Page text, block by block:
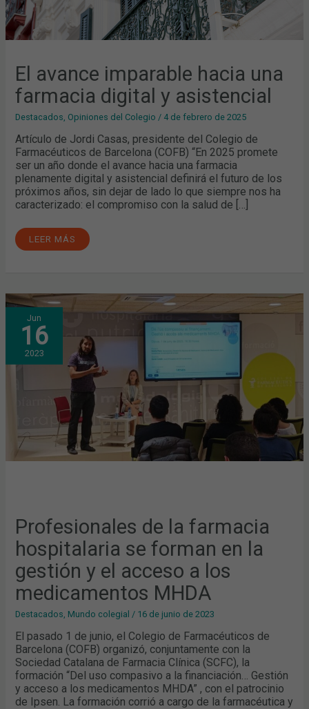
El avance imparable hacia una
farmacia digital y asistencial
Destacados, Opiniones del Colegio / 4 de febrero de 2025
Artículo de Jordi Casas, presidente del Colegio de
Farmacéuticos de Barcelona (COFB) “En 2025 promete
ser un año donde el avance hacia una farmacia
plenamente digital y asistencial definirá el futuro de los
próximos años, sin dejar de lado lo que siempre nos ha
caracterizado: el compromiso con la salud de […]
LEER MÁS
Jun
16
2023
Profesionales de la farmacia
hospitalaria se forman en la
gestión y el acceso a los
medicamentos MHDA
Destacados, Mundo colegial / 16 de junio de 2023
El pasado 1 de junio, el Colegio de Farmacéuticos de
Barcelona (COFB) organizó, conjuntamente con la
Sociedad Catalana de Farmacia Clínica (SCFC), la
formación “Del uso compasivo a la financiación… Gestión
y acceso a los medicamentos MHDA” , con el patrocinio
de Ipsen. La formación corrió a cargo de la farmacéutica y
PROFESIONALES
DE
LA
FARMACIA
HOSPITALARIA
SE
FORMAN
ACCESO
LOS
MEDICAMENTOS
MHDA